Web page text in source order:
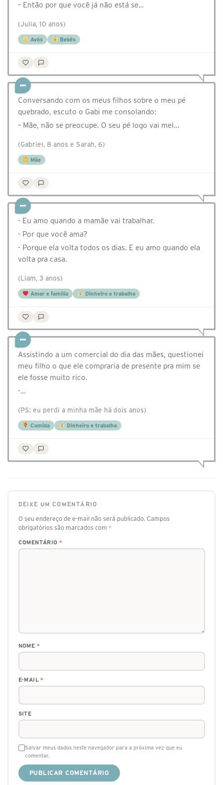
– Então por que você já não está se…
(Julia, 10 anos)
Avós Bebês
Conversando com os meus filhos sobre o meu pé
quebrado, escuto o Gabi me consolando:
– Mãe, não se preocupe. O seu pé logo vai mel…
(Gabriel, 8 anos e Sarah, 6)
Mãe
- Eu amo quando a mamãe vai trabalhar.
- Por que você ama?
- Porque ela volta todos os dias. E eu amo quando ela
volta pra casa.
(Liam, 3 anos)
Amor e família Dinheiro e trabalho
Assistindo a um comercial do dia das mães, questionei
meu filho o que ele compraria de presente pra mim se
ele fosse muito rico.
-…
(PS: eu perdi a minha mãe há dois anos)
Comida Dinheiro e trabalho
DEIXE UM COMENTÁRIO
O seu endereço de e-mail não será publicado. Campos
obrigatórios são marcados com *
COMENTÁRIO *
NOME *
E-MAIL*
SITE
Salvar meus dados neste navegador para a próxima vez que eu
comentar.